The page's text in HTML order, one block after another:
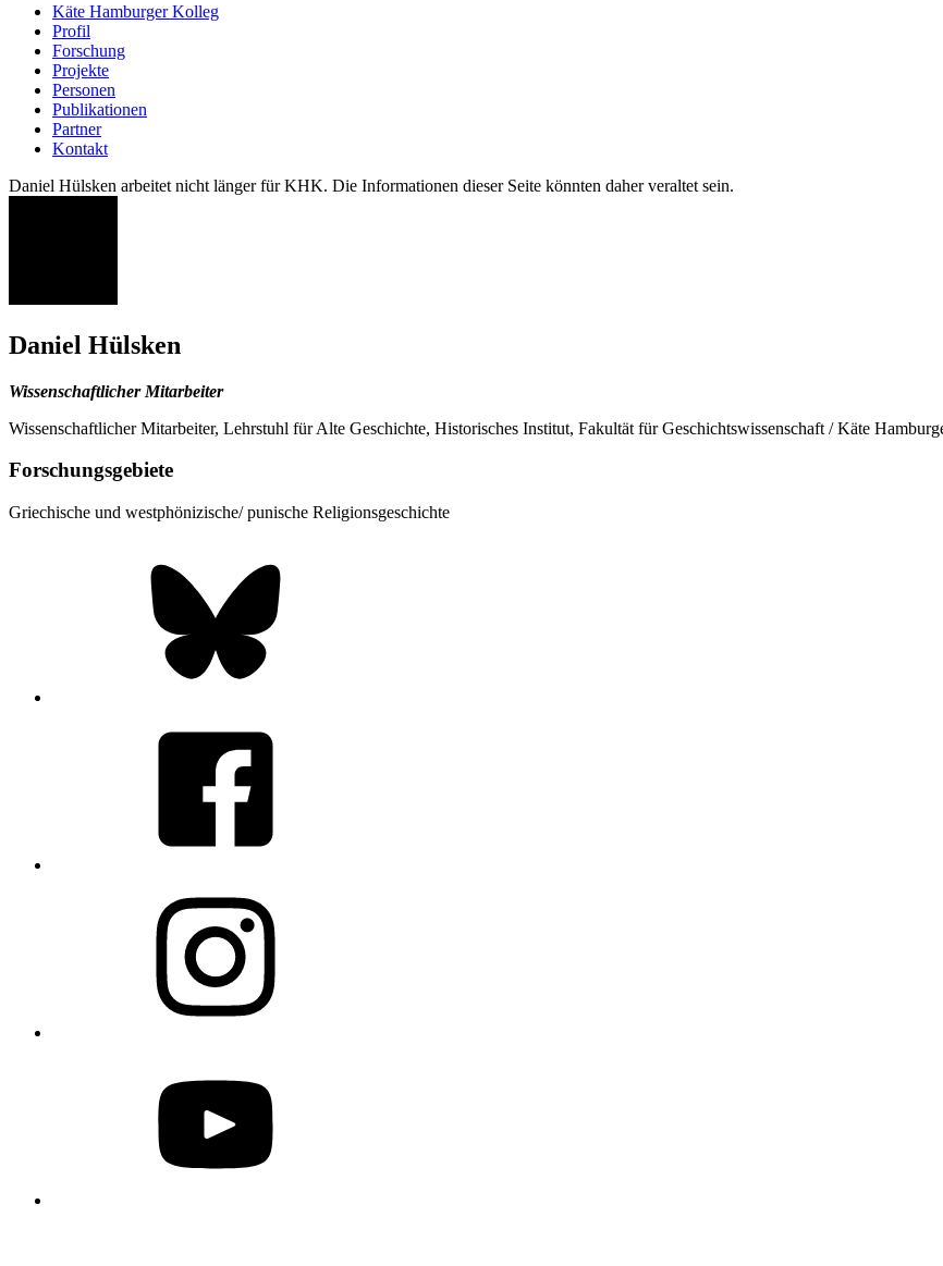
Käte Hamburger Kolleg
Profil
Forschung
Projekte
Personen
Publikationen
Partner
Kontakt
Daniel Hülsken arbeitet nicht länger für KHK. Die Informationen dieser Seite könnten daher veraltet sein.
Daniel Hülsken
Wissenschaftlicher Mitarbeiter
Wissenschaftlicher Mitarbeiter, Lehrstuhl für Alte Geschichte, Historisches Institut, Fakultät für Geschichtswissenschaft / Käte
Forschungsgebiete
Griechische und westphönizische/ punische Religionsgeschichte